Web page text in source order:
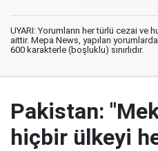
UYARI: Yorumların her türlü cezai ve
aittir. Mepa News, yapılan
600 karakterle (boşluklu) sınırlıdır.
Pakistan:
hiçbir ülkeyi